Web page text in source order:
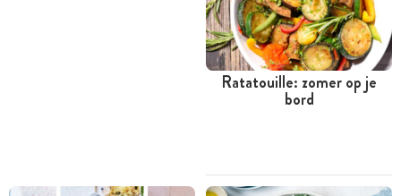
Ratatouille: zomer op je
bord